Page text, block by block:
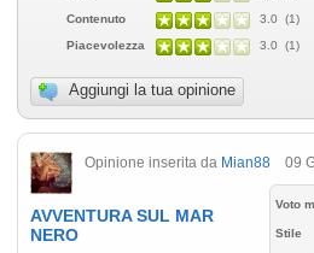
Contenuto
3.0 (1)
Piacevolezza
3.0 (1)
Aggiungi la tua opinione
Opinione inserita da Mian88 09
Voto
Stile
AVVENTURA SUL MAR
NERO